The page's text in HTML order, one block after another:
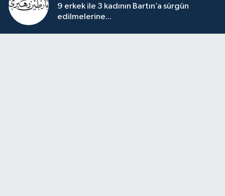
9 erkek ile 3 kadının Bartın’a sürgün
edilmelerine...